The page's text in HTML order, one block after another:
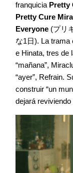
franquicia Pretty
Pretty Cure
Everyone (プリ
な1日). La trama
e Hinata, tres de
“mañana”,
“ayer”, Refrain.
construir “un
dejará